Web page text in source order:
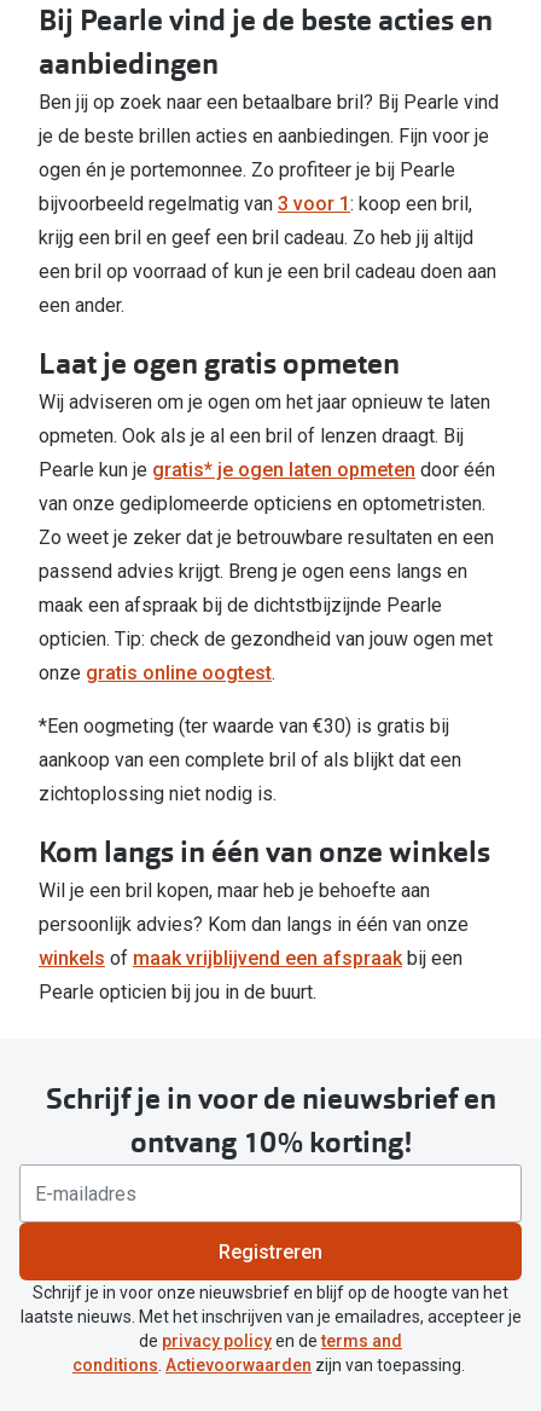
Bij Pearle vind je de beste acties en
aanbiedingen
Ben jij op zoek naar een betaalbare bril? Bij Pearle vind
je de beste brillen acties en aanbiedingen. Fijn voor je
ogen én je portemonnee. Zo profiteer je bij Pearle
bijvoorbeeld regelmatig van 3 voor 1: koop een bril,
krijg een bril en geef een bril cadeau. Zo heb jij altijd
een bril op voorraad of kun je een bril cadeau doen aan
een ander.
Laat je ogen gratis opmeten
Wij adviseren om je ogen om het jaar opnieuw te laten
opmeten. Ook als je al een bril of lenzen draagt. Bij
Pearle kun je gratis* je ogen laten opmeten door één
van onze gediplomeerde opticiens en optometristen.
Zo weet je zeker dat je betrouwbare resultaten en een
passend advies krijgt. Breng je ogen eens langs en
maak een afspraak bij de dichtstbijzijnde Pearle
opticien. Tip: check de gezondheid van jouw ogen met
onze gratis online oogtest.
*Een oogmeting (ter waarde van €30) is gratis bij
aankoop van een complete bril of als blijkt dat een
zichtoplossing niet nodig is.
Kom langs in één van onze winkels
Wil je een bril kopen, maar heb je behoefte aan
persoonlijk advies? Kom dan langs in één van onze
winkels of maak vrijblijvend een afspraakbij een
Pearle opticien bij jou in de buurt.
Schrijf je in voor de nieuwsbrief en
ontvang 10% korting!
Registreren
Schrijf je in voor onze nieuwsbrief en blijf op de hoogte van het
laatste nieuws. Met het inschrijven van je emailadres, accepteer je
de privacy policyen determs and
conditions. Actievoorwaarden zijn van toepassing.